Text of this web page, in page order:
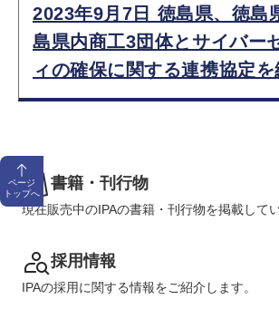
2023年9月7日 徳島県、徳島
島県内商工3団体とサイバー
ィの確保に関する連携協定を
ページ
トップへ
書籍・刊行物
現在販売中のIPAの書籍・刊行物を掲載してい
採用情報
IPAの採用に関する情報をご紹介します。